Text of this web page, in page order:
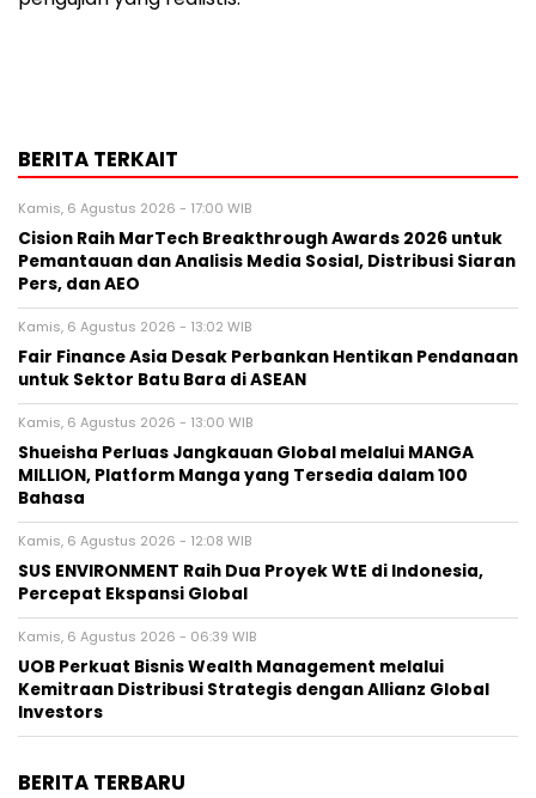
BERITA TERKAIT
Kamis, 6 Agustus 2026 - 17:00 WIB
Cision Raih MarTech Breakthrough Awards 2026 untuk
Pemantauan dan Analisis Media Sosial, Distribusi Siaran
Pers, dan AEO
Kamis, 6 Agustus 2026 - 13:02 WIB
Fair Finance Asia Desak Perbankan Hentikan Pendanaan
untuk Sektor Batu Bara di ASEAN
Kamis, 6 Agustus 2026 - 13:00 WIB
Shueisha Perluas Jangkauan Global melalui MANGA
MILLION, Platform Manga yang Tersedia dalam 100
Bahasa
Kamis, 6 Agustus 2026 - 12:08 WIB
SUS ENVIRONMENT Raih Dua Proyek WtE di Indonesia,
Percepat Ekspansi Global
Kamis, 6 Agustus 2026 - 06:39 WIB
UOB Perkuat Bisnis Wealth Management melalui
Kemitraan Distribusi Strategis dengan Allianz Global
Investors
BERITA TERBARU